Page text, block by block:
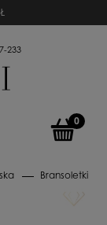
233
Bransoletki